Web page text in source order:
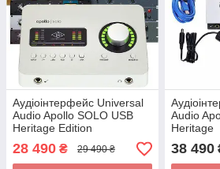
Аудіоінтерфейс Universal
Audio Apollo SOLO USB
Heritage Edition
28 490 ₴ 29 490 ₴
Audio
Heritage
38 490